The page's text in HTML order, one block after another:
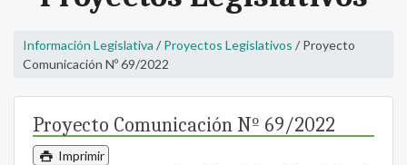
Información Legislativa / Proyectos Legislativos / Proyecto
Comunicación Nº 69/2022
Proyecto Comunicación Nº 69/2022
Imprimir